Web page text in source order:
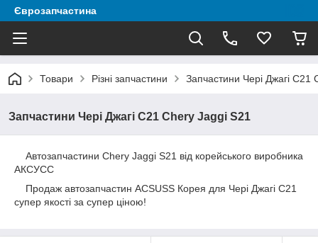
Єврозапчастина
Товари Різні запчастини Запчастини Чері Джагі С21
Запчастини Чері Джагі С21 Chery Jaggi S21
Автозапчастини Chery Jaggi S21 від корейського виробника
АКСУСС
Продаж автозапчастин ACSUSS Корея для Чері Джагі С21
супер якості за супер ціною!